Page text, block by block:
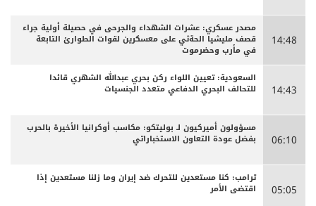
14:48
مصدر عسكري: عشرات الشهداء والجرحى ‏في حصيلة أولية جراء
قصف مليشيا الحةثي على معسكرين لقوات الطوارئ التابعة
في مأرب وحضرموت
14:43
السعودية: تعيين اللواء ركن بحري عبدالله الشهري قائدا
للتحالف البحري الدفاعي متعدد الجنسيات
06:10
مسؤولون أميركيون لـ بوليتكو: مكاسب أوكرانيا الأخيرة بالحرب
بفضل عودة التعاون الاستخباراتي
05:05
ترامب: كنا مستعدين للتحرك ضد إيران وما زلنا مستعدين إذا
اقتضى الأمر